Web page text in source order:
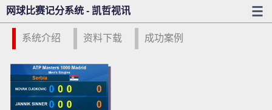
网球比赛记分系统 - 凯哲视讯
系统介绍 资料下载 成功案例